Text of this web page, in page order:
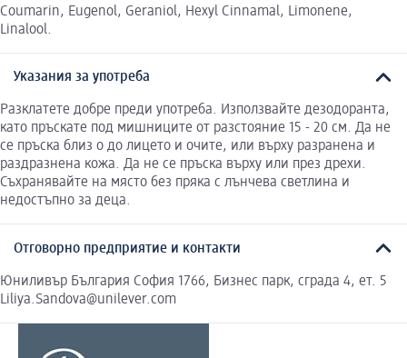
Coumarin, Eugenol, Geraniol, Hexyl Cinnamal, Limonene,
Linalool.
Указания за употреба
Разклатете добре преди употреба. Използвайте дезодоранта,
като пръскате под мишниците от разстояние 15 - 20 см. Да не
се пръска близ о до лицето и очите, или върху разранена и
раздразнена кожа. Да не се пръска върху или през дрехи.
Съхранявайте на място без пряка с лънчева светлина и
недостъпно за деца.
Отговорно предприятие и контакти
Юниливър България София 1766, Бизнес парк, сграда 4, ет. 5
Liliya.Sandova@unilever.com